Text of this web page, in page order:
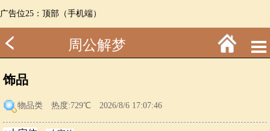
广告位25：顶部（手机端）
周公解梦
饰品
物品类 热度:729℃ 2026/8/6 17:07:46